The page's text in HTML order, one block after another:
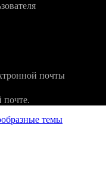
почты
почте.
темы